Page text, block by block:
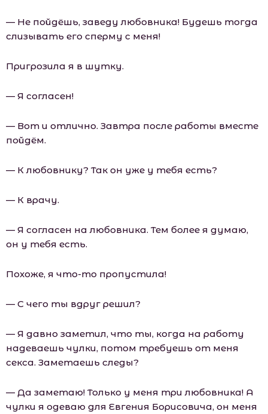
— Не пойдёшь, заведу любовника! Будешь тогда
слизывать его сперму с меня!
Пригрозила я в шутку.
— Я согласен!
— Вот и отлично. Завтра после работы вместе
пойдём.
— К любовнику? Так он уже у тебя есть?
— К врачу.
— Я согласен на любовника. Тем более я думаю,
он у тебя есть.
Похоже, я что-то пропустила!
— С чего ты вдруг решил?
— Я давно заметил, что ты, когда на работу
надеваешь чулки, потом требуешь от меня
секса. Заметаешь следы?
— Да заметаю! Только у меня три любовника! А
чулки я одеваю для Евгения Борисовича, он меня